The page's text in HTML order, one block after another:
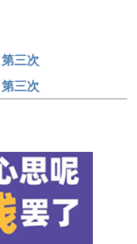
第三次
第三次